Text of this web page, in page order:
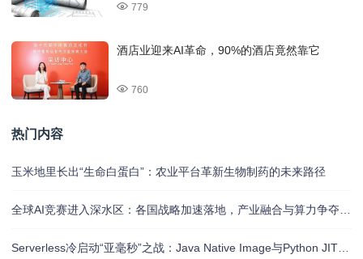
779
酒店业迎来AI革命，90%的酒店竟然靠它
760
热门内容
玉米地里长出“生命白蛋白”：农业平台革新生物制药的未来路径
全球AI竞赛进入深水区：各国战略加速落地，产业融合与算力争夺白热化
Serverless冷启动“亚毫秒”之战：Java Native Image与Python JIT的对决实录